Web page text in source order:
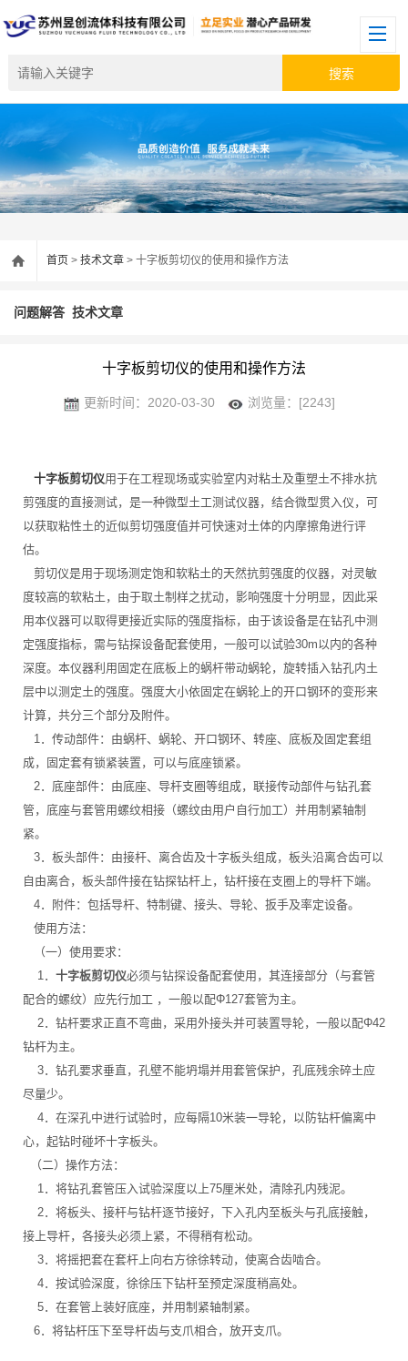
首页 > 技术文章 > 十字板剪切仪的使用和操作方法
问题解答 技术文章
十字板剪切仪的使用和操作方法
更新时间：2020-03-30 浏览量：[2243]
十字板剪切仪用于在工程现场或实验室内对粘土及重塑土不排水抗
剪强度的直接测试，是一种微型土工测试仪器，结合微型贯入仪，可
以获取粘性土的近似剪切强度值并可快速对土体的内摩擦角进行评
估。
剪切仪是用于现场测定饱和软粘土的天然抗剪强度的仪器，对灵敏
度较高的软粘土，由于取土制样之扰动，影响强度十分明显，因此采
用本仪器可以取得更接近实际的强度指标，由于该设备是在钻孔中测
定强度指标，需与钻探设备配套使用，一般可以试验30m以内的各种
深度。本仪器利用固定在底板上的蜗杆带动蜗轮，旋转插入钻孔内土
层中以测定土的强度。强度大小依固定在蜗轮上的开口钢环的变形来
计算，共分三个部分及附件。
1．传动部件：由蜗杆、蜗轮、开口钢环、转座、底板及固定套组
成，固定套有锁紧装置，可以与底座锁紧。
2．底座部件：由底座、导杆支圈等组成，联接传动部件与钻孔套
管，底座与套管用螺纹相接（螺纹由用户自行加工）并用制紧轴制
紧。
3．板头部件：由接杆、离合齿及十字板头组成，板头沿离合齿可以
自由离合，板头部件接在钻探钻杆上，钻杆接在支圈上的导杆下端。
4．附件：包括导杆、特制键、接头、导轮、扳手及率定设备。
使用方法：
（一）使用要求：
1． 十字板剪切仪必须与钻探设备配套使用，其连接部分（与套管
配合的螺纹）应先行加工 ，一般以配Φ127套管为主。
2．钻杆要求正直不弯曲，采用外接头并可装置导轮，一般以配Φ42
钻杆为主。
3．钻孔要求垂直，孔壁不能坍塌并用套管保护，孔底残余碎土应
尽量少。
4．在深孔中进行试验时，应每隔10米装一导轮，以防钻杆偏离中
心，起钻时碰坏十字板头。
（二）操作方法：
1．将钻孔套管压入试验深度以上75厘米处，清除孔内残泥。
2．将板头、接杆与钻杆逐节接好，下入孔内至板头与孔底接触，
接上导杆，各接头必须上紧，不得稍有松动。
3．将摇把套在套杆上向右方徐徐转动，使离合齿啮合。
4．按试验深度，徐徐压下钻杆至预定深度稍高处。
5．在套管上装好底座，并用制紧轴制紧。
6．将钻杆压下至导杆齿与支爪相合，放开支爪。